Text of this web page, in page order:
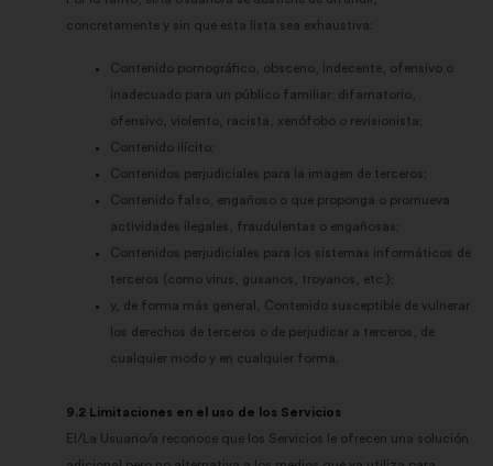
concretamente y sin que esta lista sea exhaustiva:
Contenido pornográfico, obsceno, indecente, ofensivo o
inadecuado para un público familiar; difamatorio,
ofensivo, violento, racista, xenófobo o revisionista;
Contenido ilícito;
Contenidos perjudiciales para la imagen de terceros;
Contenido falso, engañoso o que proponga o promueva
actividades ilegales, fraudulentas o engañosas;
Contenidos perjudiciales para los sistemas informáticos de
terceros (como virus, gusanos, troyanos, etc.);
y, de forma más general, Contenido susceptible de vulnerar
los derechos de terceros o de perjudicar a terceros, de
cualquier modo y en cualquier forma.
9.2 Limitaciones en el uso de los Servicios
El/La Usuario/a reconoce que los Servicios le ofrecen una solución